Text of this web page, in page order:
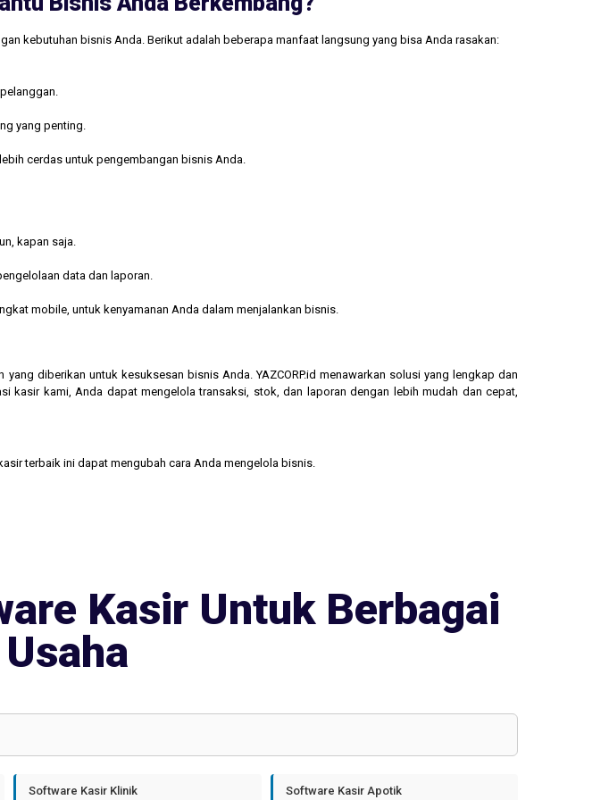
kebutuhan bisnis Anda. Berikut adalah beberapa manfaat langsung yang bisa Anda rasakan:
yang penting.
cerdas untuk pengembangan bisnis Anda.
kapan saja.
data dan laporan.
mobile, untuk kenyamanan Anda dalam menjalankan bisnis.
diberikan untuk kesuksesan bisnis Anda. YAZCORP.id menawarkan solusi yang lengkap dan
kasir kami, Anda dapat mengelola transaksi, stok, dan laporan dengan lebih mudah dan cepat,
terbaik ini dapat mengubah cara Anda mengelola bisnis.
Kasir Untuk Berbagai
Software Kasir Klinik Software Kasir Apotik